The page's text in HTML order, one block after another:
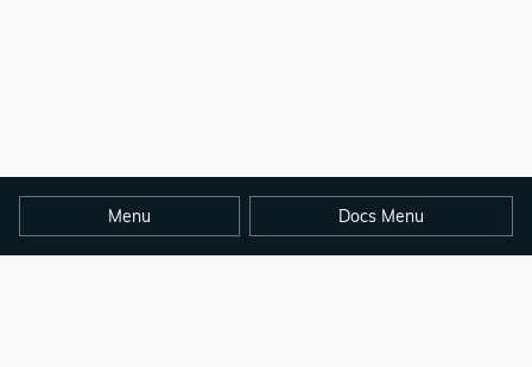
Menu Docs Menu